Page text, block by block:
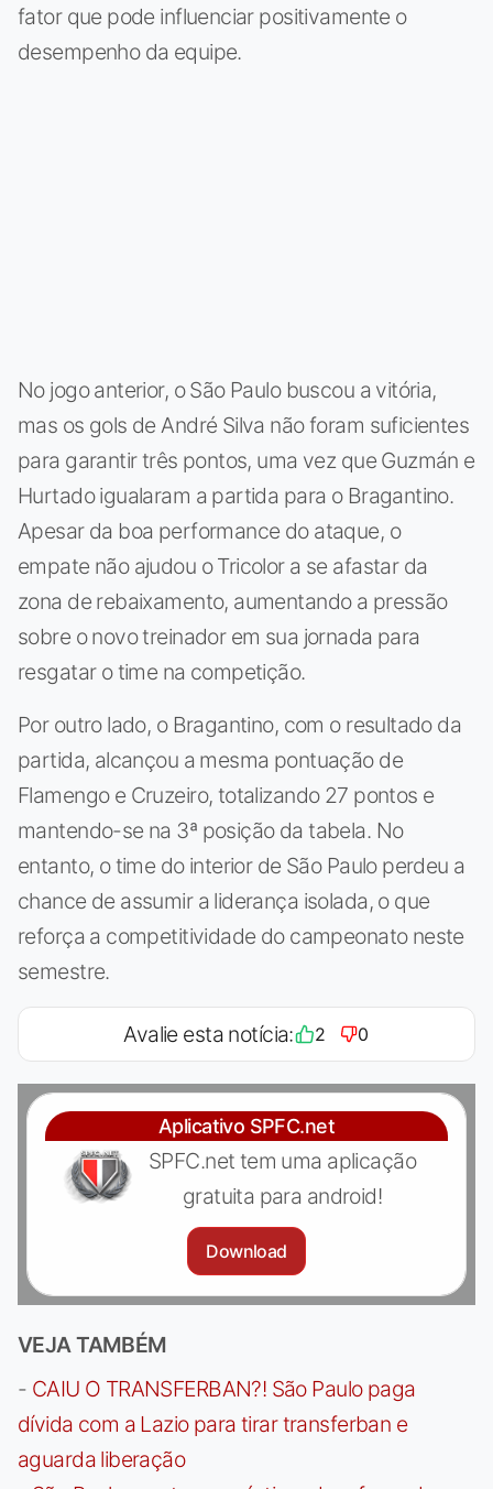
fator que pode influenciar positivamente o
desempenho da equipe.
No jogo anterior, o São Paulo buscou a vitória,
mas os gols de André Silva não foram suficientes
para garantir três pontos, uma vez que Guzmán e
Hurtado igualaram a partida para o Bragantino.
Apesar da boa performance do ataque, o
empate não ajudou o Tricolor a se afastar da
zona de rebaixamento, aumentando a pressão
sobre o novo treinador em sua jornada para
resgatar o time na competição.
Por outro lado, o Bragantino, com o resultado da
partida, alcançou a mesma pontuação de
Flamengo e Cruzeiro, totalizando 27 pontos e
mantendo-se na 3ª posição da tabela. No
entanto, o time do interior de São Paulo perdeu a
chance de assumir a liderança isolada, o que
reforça a competitividade do campeonato neste
semestre.
Avalie esta notícia: 2 0
Aplicativo SPFC.net
SPFC.net tem uma aplicação
gratuita para android!
Download
VEJA TAMBÉM
- CAIU O TRANSFERBAN?! São Paulo paga
dívida com a Lazio para tirar transferban e
aguarda liberação